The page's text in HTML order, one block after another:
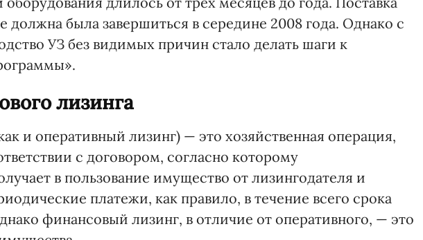
должна была завершиться в середине 2008 года. Однако с
УЗ без видимых причин стало делать шаги к
лизинга
и оперативный лизинг) — это хозяйственная операция,
с договором, согласно которому
в пользование имущество от лизингодателя и
платежи, как правило, в течение всего срока
финансовый лизинг, в отличие от оперативного, — это